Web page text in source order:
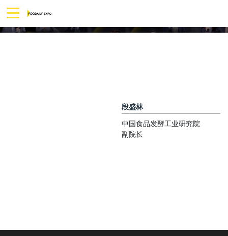
段盛林
中国食品发酵工业研究院
副院长